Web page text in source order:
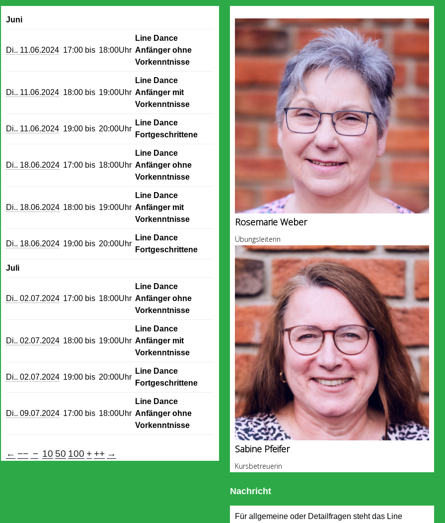
Juni
Di.. 11.06.2024 17:00 bis 18:00Uhr
Line Dance
Anfänger ohne
Vorkenntnisse
Di.. 11.06.2024 18:00 bis 19:00Uhr
Line Dance
Anfänger mit
Vorkenntnisse
Di.. 11.06.2024 19:00 bis 20:00Uhr
Line Dance
Fortgeschrittene
Di.. 18.06.2024 17:00 bis 18:00Uhr
Line Dance
Anfänger ohne
Vorkenntnisse
Di.. 18.06.2024 18:00 bis 19:00Uhr
Line Dance
Anfänger mit
Vorkenntnisse
Di.. 18.06.2024 19:00 bis 20:00Uhr
Line Dance
Fortgeschrittene
Juli
Di.. 02.07.2024 17:00 bis 18:00Uhr
Line Dance
Anfänger ohne
Vorkenntnisse
Di.. 02.07.2024 18:00 bis 19:00Uhr
Line Dance
Anfänger mit
Vorkenntnisse
Di.. 02.07.2024 19:00 bis 20:00Uhr
Line Dance
Fortgeschrittene
Di.. 09.07.2024 17:00 bis 18:00Uhr
Line Dance
Anfänger ohne
Vorkenntnisse
← −− − 10 50 100 + ++ →
Rosemarie Weber
Übungsleiterin
Sabine Pfeifer
Kursbetreuerin
Nachricht
Für allgemeine oder Detailfragen steht das Line